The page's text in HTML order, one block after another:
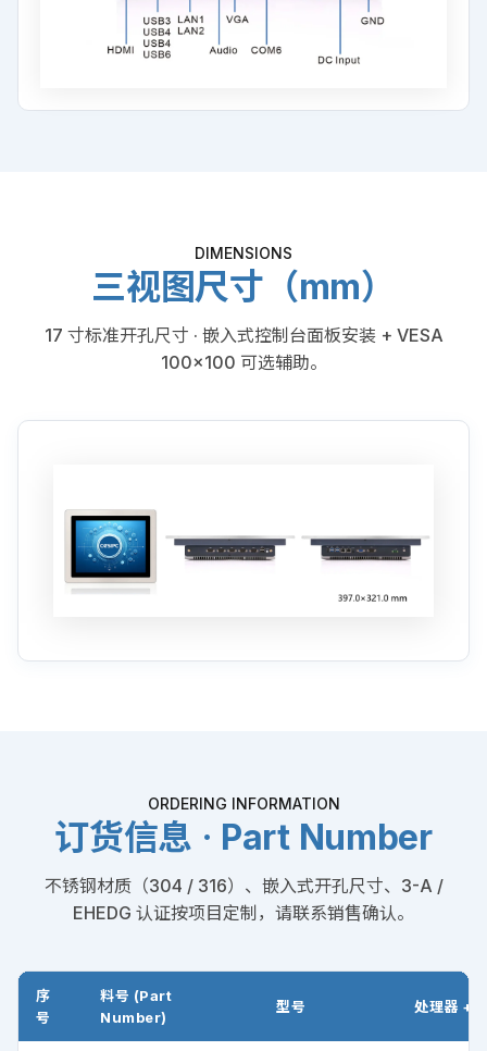
DIMENSIONS
三视图尺寸（mm）
17 寸标准开孔尺寸 · 嵌入式控制台面板安装 + VESA
100×100 可选辅助。
ORDERING INFORMATION
订货信息 · Part Number
不锈钢材质（304 / 316）、嵌入式开孔尺寸、3-A /
EHEDG 认证按项目定制，请联系销售确认。
序
号
料号 (Part
Number)
型号 处理器 +